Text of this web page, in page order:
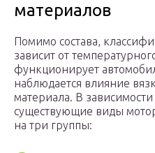
материалов
Помимо состава,
зависит от
функционирует
наблюдается влияние
материала. В зависимости
существующие виды
на три группы: